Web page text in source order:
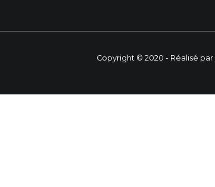
Copyright © 2020 - Réalisé par